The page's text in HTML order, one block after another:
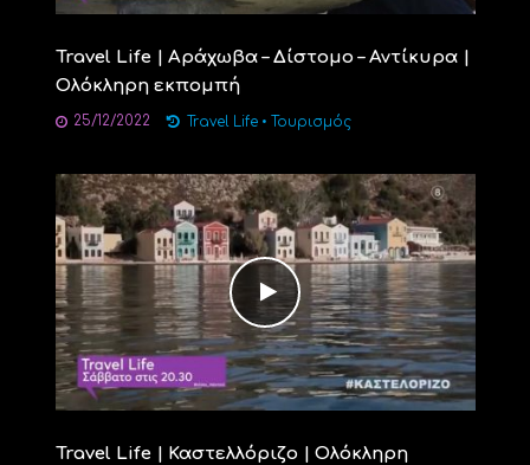
Travel Life | Αράχωβα – Δίστομο – Αντίκυρα |
Ολόκληρη εκπομπή
25/12/2022 Travel Life • Τουρισμός
Travel Life | Καστελλόριζο | Ολόκληρη